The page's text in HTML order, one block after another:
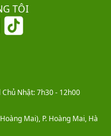
TÔI
Nhật: 7h30 - 12h00
Mai), P. Hoàng Mai, Hà